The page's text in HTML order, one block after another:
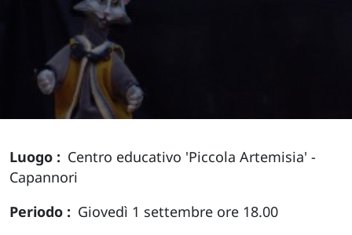
Luogo
Centro educativo 'Piccola Artemisia' -
Capannori
Periodo
Giovedì 1 settembre ore 18.00